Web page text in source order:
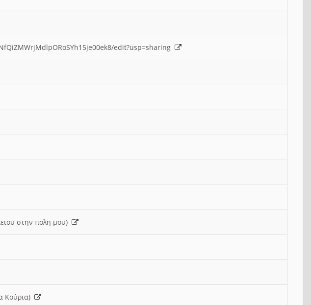
edit?usp=sharing
στην πολη μου)
Κούρια)